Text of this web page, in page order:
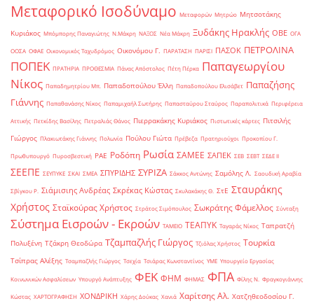
Μεταφορικό Ισοδύναμο Μεταφορών Μητρώο Μητσοτάκης
Κυριάκος Μπόμπορης Παναγιώτης Ν.Μάκρη ΝΑΞΟΣ Νέα Μάκρη Ξυδάκης Ηρακλής ΟΒΕ ΟΓΑ
ΟΟΣΑ ΟΦΑΕ Οικονομικός Ταχυδρόμος Οικονόμου Γ. ΠΑΡΑΤΑΣΗ ΠΑΡΙΣΙ ΠΑΣΟΚ ΠΕΤΡΟΛΙΝΑ
ΠΟΠΕΚ ΠΡΑΤΗΡΙΑ ΠΡΟΘΕΣΜΙΑ Πάνας Απόστολος Πέτη Πέρκα Παπαγεωργίου
Νίκος Παπαδημητρίου Μπ. Παπαδοπούλου Έλλη Παπαδοπούλου Ελισάβετ Παπαζήσης
Γιάννης Παπαθανάσης Νίκος Παπαμιχαήλ Σωτήρης Παπασταύρου Σταύρος Παραπολιτικά Περιφέρεια
Αττικής Πετκίδης Βασίλης Πετραλιάς Θάνος Πιερρακάκης Κυριάκος Πιστωτικές κάρτες Πιτσιλής
Γιώργος Πλακιωτάκης Γιάννης Πολωνία Πούλου Γιώτα Πρέβεζα Πρατηριούχοι Προκοπίου Γ.
Πρωθυπουργό Πυροσβεστική ΡΑΕ Ροδόπη Ρωσία ΣΑΜΕΕ ΣΑΠΕΚ ΣΕΒ ΣΕΒΤ ΣΕΔΕ ΙΙ
ΣΕΕΠΕ ΣΕΥΠΥΚΕ ΣΚΑΙ ΣΜΕΑ ΣΠΥΡΙΔΗΣ ΣΥΡΙΖΑ Σάκκος Αντώνης Σαμόλης Λ. Σαουδική Αραβία
Σβίγκου Ρ. Σιάμισιης Ανδρέας Σκρέκας Κώστας Σκυλακάκης Θ. ΣτΕ Σταυράκης
Χρήστος Σταϊκούρας Χρήστος Στράτος Σιμόπουλος Σωκράτης Φάμελλος Σύνταξη
Σύστημα Εισροών - Εκροών ΤΑΜΕΙΟ ΤΕΑΠΥΚ Ταγαράς Νίκος Ταπρατζή
Πολυξένη Τζάκρη Θεοδώρα Τζαμπαζλής Γιώργος Τζιόλας Χρήστος Τουρκία
Τσίπρας Αλέξης Τσαμπαζλής Γιώργος Τσεχία Τσιάρας Κωνσταντίνος ΥΜΕ Υπουργείο Εργασίας
Κοινωνικών Ασφαλίσεων Υπουργό Ανάπτυξης ΦΕΚ ΦΗΜ ΦΗΜΑΣ ΦΠΑ Φίλης Ν. Φραγκογιάννης
Κώστας ΧΑΡΤΟΓΡΑΦΗΣΗ ΧΟΝΔΡΙΚΗ Χάρης Δούκας Χανιά Χαρίτσης Αλ. Χατζηθεοδοσίου Γ.